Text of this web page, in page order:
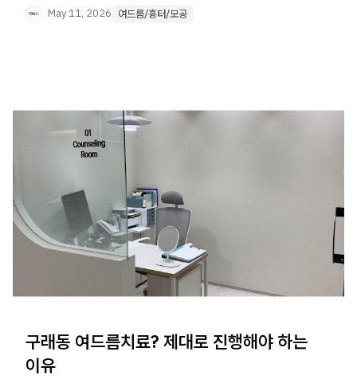
May 11, 2026 여드름/흉터/모공
구래동 여드름치료? 제대로 진행해야 하는
이유